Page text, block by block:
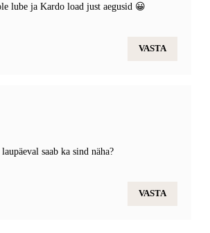
lube ja Kardo load just aegusid 😀
VASTA
saab ka sind näha?
VASTA